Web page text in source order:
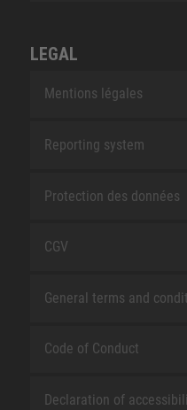
LEGAL
Mentions légales
Reporting system
Protection des données
CGV
General terms and
Code of Conduct
Declaration of